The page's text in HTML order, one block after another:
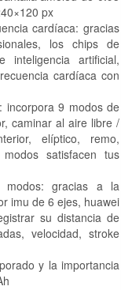
px
cardíaca: gracias
los chips de
inteligencia artificial,
cardíaca con
incorpora 9 modos de
caminar al aire libre /
elíptico, remo,
satisfacen tus
modos: gracias a la
imu de 6 ejes, huawei
su distancia de
velocidad, stroke
y la importancia